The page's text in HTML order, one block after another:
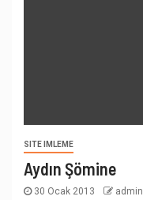
SITE IMLEME
Aydın Şömine
30 Ocak 2013 admin